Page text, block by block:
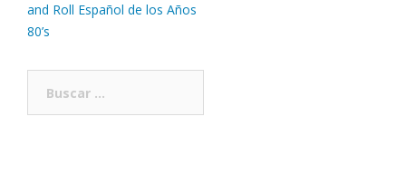
and Roll Español de los Años
80’s